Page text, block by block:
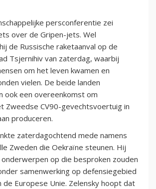
persconferentie zei
over de Gripen-jets. Wel
de Russische raketaanval op de
Tsjernihiv van zaterdag, waarbij
om het leven kwamen en
vielen. De beide landen
ook een overeenkomst om
Zweedse CV90-gevechtsvoertuig in
produceren.
zaterdagochtend mede namens
Zweden die Oekraïne steunen. Hij
op die besproken zouden
samenwerking op defensiegebied
de Europese Unie. Zelensky hoopt dat